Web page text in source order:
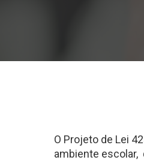
O Projeto de Lei
ambiente